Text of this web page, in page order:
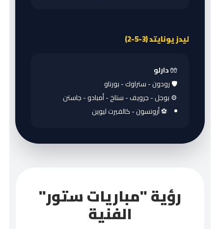
ليدز يونايتد (3-5-2)
🧤دارلو
🛡️ رودون - ستراوك - بورناو
⚙️ بوجل - جرويف - ستاخ - أمبادو - جاستن
⚽ أرونسون - كالفيرت ليوين
رؤية "مباريات ستور"
الفنية